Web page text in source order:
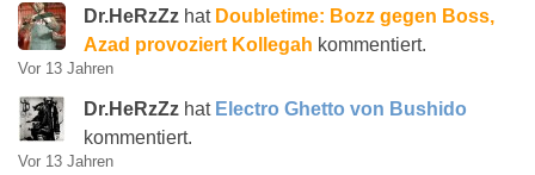
Dr.HeRzZz hat Doubletime: Bozz gegen Boss,
Azad provoziert Kollegah kommentiert.
Vor 13 Jahren
Dr.HeRzZz hat Electro Ghetto von Bushido
kommentiert.
Vor 13 Jahren